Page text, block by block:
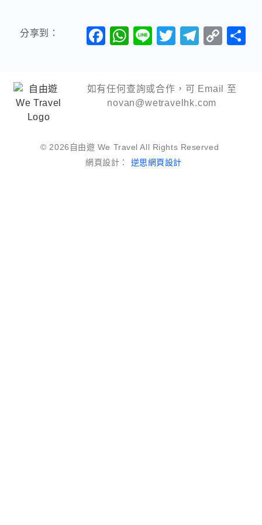
分享到： Facebook
WhatsApp
LineTwitter
如有任何查詢或合作，可 Email 至
novan@wetravelhk.com
© 2026自由遊 We Travel All Rights Reserved
網頁設計：
逆思網頁設計